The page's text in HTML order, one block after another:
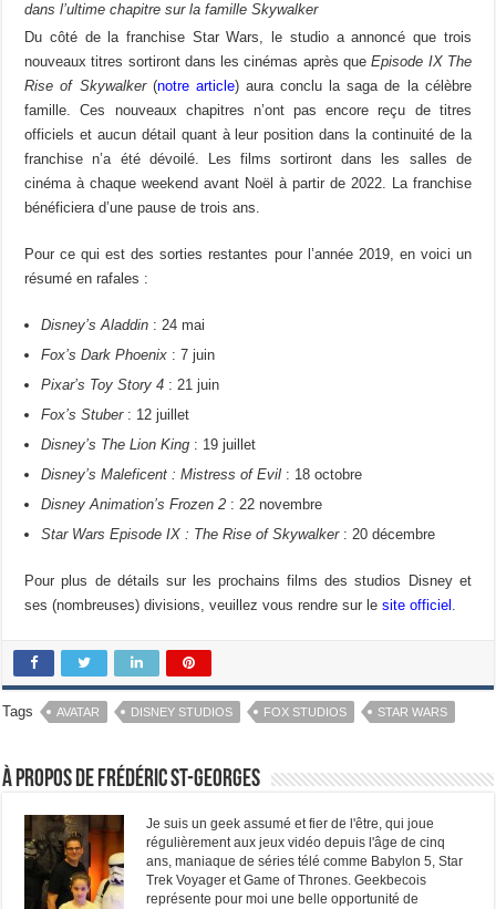
dans l’ultime chapitre sur la famille Skywalker
Du côté de la franchise Star Wars, le studio a annoncé que trois
nouveaux titres sortiront dans les cinémas après queEpisode IX The
Rise of Skywalker(notre article) aura conclu la saga de la célèbre
famille. Ces nouveaux chapitres n’ont pas encore reçu de titres
officiels et aucun détail quant à leur position dans la continuité de la
franchise n’a été dévoilé. Les films sortiront dans les salles de
cinéma à chaque weekend avant Noël à partir de 2022. La franchise
bénéficiera d’une pause de trois ans.
Pour ce qui est des sorties restantes pour l’année 2019, en voici un
résumé en rafales :
Disney’s Aladdin : 24 mai
Fox’s Dark Phoenix : 7 juin
Pixar’s Toy Story 4 : 21 juin
Fox’s Stuber: 12 juillet
Disney’s The Lion King : 19 juillet
Disney’s Maleficent : Mistress of Evil : 18 octobre
Disney Animation’s Frozen 2 : 22 novembre
Star Wars Episode IX : The Rise of Skywalker: 20 décembre
Pour plus de détails sur les prochains films des studios Disney et
ses (nombreuses) divisions, veuillez vous rendre sur lesite officiel .
Tags AVATAR DISNEY STUDIOS FOX STUDIOS STAR WARS
À propos de Frédéric St-Georges
Je suis un geek assumé et fier de l'être, qui joue
régulièrement aux jeux vidéo depuis l'âge de cinq
ans, maniaque de séries télé comme Babylon 5, Star
Trek Voyager et Game of Thrones. Geekbecois
représente pour moi une belle opportunité de